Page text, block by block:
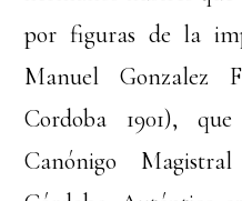
por figuras de la
Manuel Gonzalez
Cordoba 1901),
Canónigo